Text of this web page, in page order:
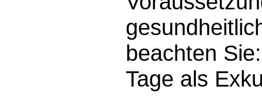
beachten
Tage als